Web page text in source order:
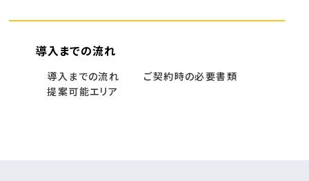
導入までの流れ
導入までの流れ
ご契約時の必要書類
提案可能エリア